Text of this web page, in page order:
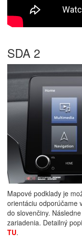
SDA 2
Mapové podklady je
orientáciu odporúčame
do slovenčiny.
zariadenia. Detailný
TU.